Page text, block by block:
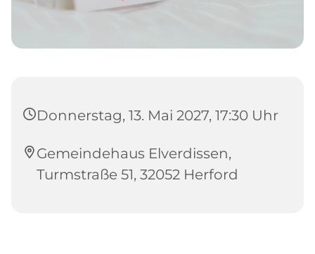
Donnerstag, 13. Mai 2027, 17:30 Uhr
Gemeindehaus Elverdissen,
Turmstraße 51, 32052 Herford